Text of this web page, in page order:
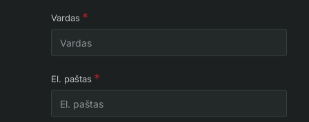
Vardas
El. paštas